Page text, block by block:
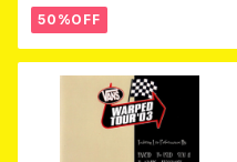
50%OFF